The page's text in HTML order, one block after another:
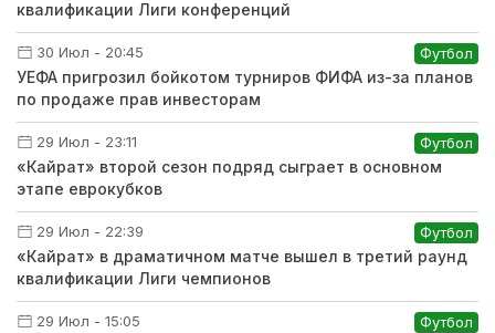
квалификации Лиги конференций
30 Июл - 20:45 Футбол
УЕФА пригрозил бойкотом турниров ФИФА из-за планов
по продаже прав инвесторам
29 Июл - 23:11 Футбол
«Кайрат» второй сезон подряд сыграет в основном
этапе еврокубков
29 Июл - 22:39 Футбол
«Кайрат» в драматичном матче вышел в третий раунд
квалификации Лиги чемпионов
29 Июл - 15:05 Футбол